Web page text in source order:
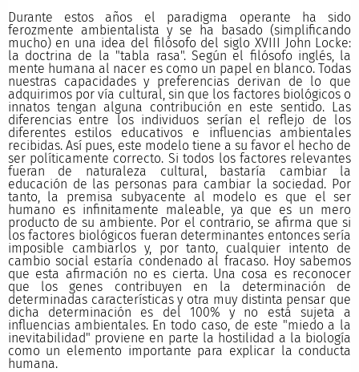
Durante estos años el paradigma operante ha sido
ferozmente ambientalista y se ha basado (simplificando
mucho) en una idea del filósofo del siglo XVIII John Locke:
la doctrina de la "tabla rasa". Según el filósofo inglés, la
mente humana al nacer es como un papel en blanco. Todas
nuestras capacidades y preferencias derivan de lo que
adquirimos por vía cultural, sin que los factores biológicos o
innatos tengan alguna contribución en este sentido. Las
diferencias entre los individuos serían el reflejo de los
diferentes estilos educativos e influencias ambientales
recibidas. Así pues, este modelo tiene a su favor el hecho de
ser políticamente correcto. Si todos los factores relevantes
fueran de naturaleza cultural, bastaría cambiar la
educación de las personas para cambiar la sociedad. Por
tanto, la premisa subyacente al modelo es que el ser
humano es infinitamente maleable, ya que es un mero
producto de su ambiente. Por el contrario, se afirma que si
los factores biológicos fueran determinantes entonces sería
imposible cambiarlos y, por tanto, cualquier intento de
cambio social estaría condenado al fracaso. Hoy sabemos
que esta afirmación no es cierta. Una cosa es reconocer
que los genes contribuyen en la determinación de
determinadas características y otra muy distinta pensar que
dicha determinación es del 100% y no está sujeta a
influencias ambientales. En todo caso, de este "miedo a la
inevitabilidad" proviene en parte la hostilidad a la biología
como un elemento importante para explicar la conducta
humana.